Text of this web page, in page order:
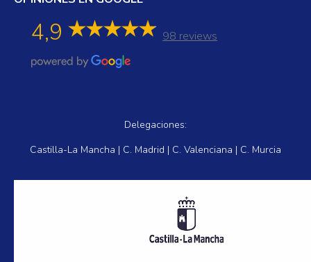
4,9 98 reviews
Delegaciones:
Castilla-La Mancha | C. Madrid | C. Valenciana | C. Murcia